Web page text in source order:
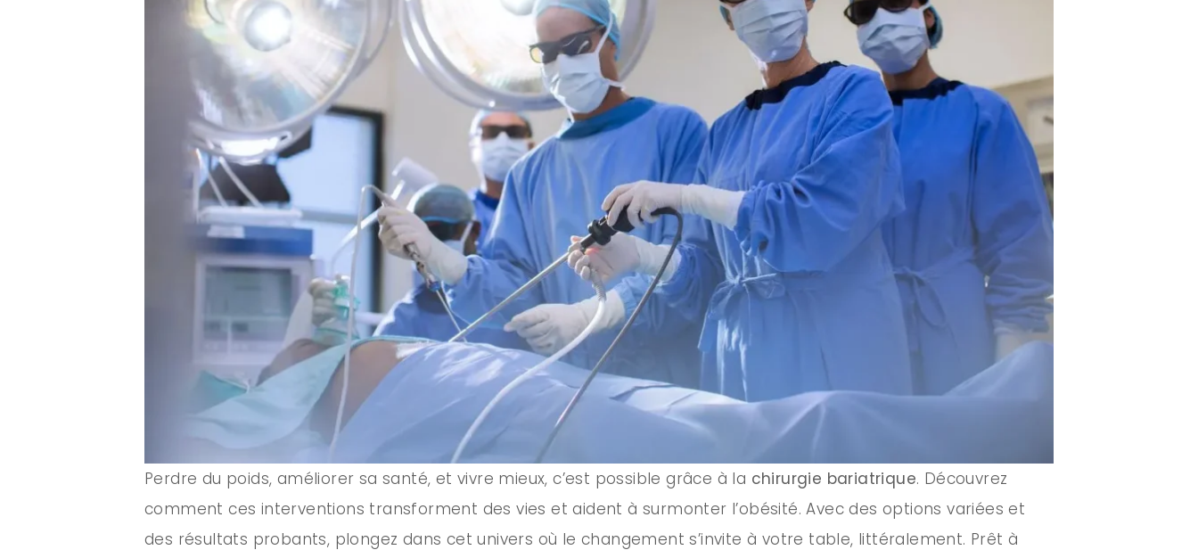
Perdre du poids, améliorer sa santé, et vivre mieux, c’est possible grâce à la chirurgie bariatrique. Découvrez
comment ces interventions transforment des vies et aident à surmonter l’obésité. Avec des options variées et
des résultats probants, plongez dans cet univers où le changement s’invite à votre table, littéralement. Prêt à